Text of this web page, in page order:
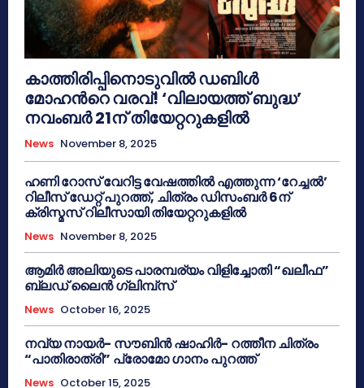
കാത്തിരിപ്പിനൊടുവിൽ ഡബിൾ
മോഹന്‍റെ വരവ്! ‘വിലായത്ത് ബുദ്ധ’
നവംബർ 21ന് തിയേറ്ററുകളിൽ
News November 8, 2025
ഹണി റോസ് വേറിട്ട വേഷത്തിൽ എത്തുന്ന ‘റേച്ചൽ’
റിലീസ് ഡേറ്റ് പുറത്ത്, ചിത്രം ഡിസംബർ 6ന്
ക്രിസ്മസ് റിലീസായി തിയേറ്ററുകളിൽ
News November 8, 2025
ആമിർ അലിയുടെ പാരമ്പര്യം വിളിച്ചോതി “ഖലീഫ”
ബ്ലഡ് ലൈൻ ഗ്ലിമ്പ്സ്
News October 16, 2025
നവ്യ നായർ- സൗബിൻ ഷാഹിർ- റത്തീന ചിത്രം
“പാതിരാത്രി” പ്രോമോ ഗാനം പുറത്ത്
News October 15, 2025